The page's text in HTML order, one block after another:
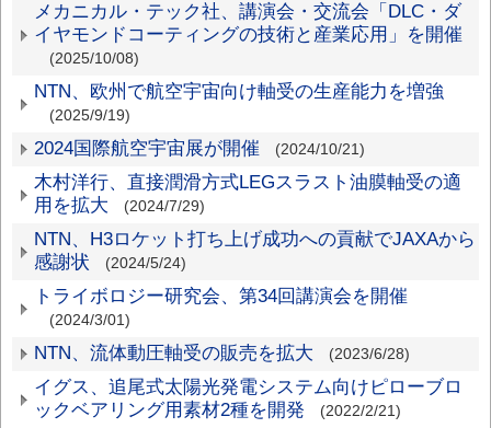
機
メカニカル・テック社、講演会・交流会「DLC・ダ
イヤモンドコーティングの技術と産業応用」を開催
(2025/10/08)
NTN、欧州で航空宇宙向け軸受の生産能力を増強
(2025/9/19)
2024国際航空宇宙展が開催 (2024/10/21)
木村洋行、直接潤滑方式LEGスラスト油膜軸受の適
用を拡大
(2024/7/29)
NTN、H3ロケット打ち上げ成功への貢献でJAXAから
感謝状
(2024/5/24)
トライボロジー研究会、第34回講演会を開催
(2024/3/01)
NTN、流体動圧軸受の販売を拡大 (2023/6/28)
イグス、追尾式太陽光発電システム向けピローブロ
ックベアリング用素材2種を開発
(2022/2/21)